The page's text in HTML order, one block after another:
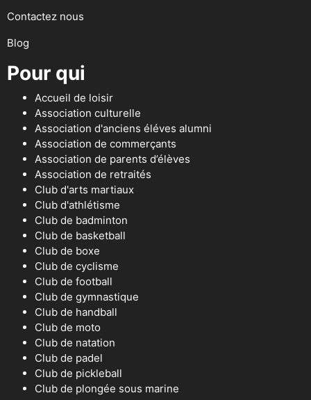
Contactez nous
Blog
Pour qui
Accueil de loisir
Association culturelle
Association d'anciens éléves alumni
Association de commerçants
Association de parents d’élèves
Association de retraités
Club d'arts martiaux
Club d'athlétisme
Club de badminton
Club de basketball
Club de boxe
Club de cyclisme
Club de football
Club de gymnastique
Club de handball
Club de moto
Club de natation
Club de padel
Club de pickleball
Club de plongée sous marine